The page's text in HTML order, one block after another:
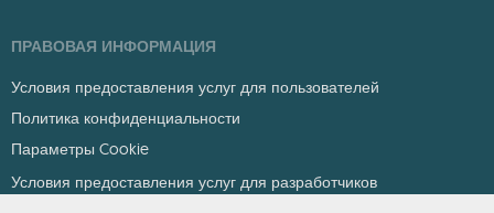
ПРАВОВАЯ ИНФОРМАЦИЯ
Условия предоставления услуг для пользователей
Политика конфиденциальности
Параметры Cookie
Условия предоставления услуг для разработчиков